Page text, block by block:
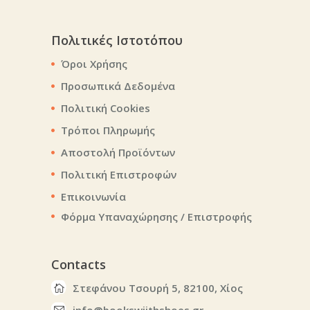
Πολιτικές Ιστοτόπου
Όροι Χρήσης
Προσωπικά Δεδομένα
Πολιτική Cookies
Τρόποι Πληρωμής
Αποστολή Προϊόντων
Πολιτική Επιστροφών
Επικοινωνία
Φόρμα Υπαναχώρησης / Επιστροφής
Contacts
Στεφάνου Τσουρή 5, 82100, Χίος